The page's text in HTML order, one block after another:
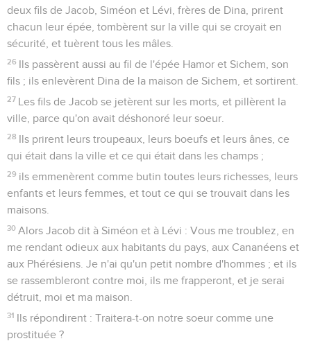
deux fils de Jacob, Siméon et Lévi, frères de Dina, prirent
chacun leur épée, tombèrent sur la ville qui se croyait en
sécurité, et tuèrent tous les mâles.
26 Ils passèrent aussi au fil de l'épée Hamor et Sichem, son
fils ; ils enlevèrent Dina de la maison de Sichem, et sortirent.
27 Les fils de Jacob se jetèrent sur les morts, et pillèrent la
ville, parce qu'on avait déshonoré leur soeur.
28 Ils prirent leurs troupeaux, leurs boeufs et leurs ânes, ce
qui était dans la ville et ce qui était dans les champs ;
29 ils emmenèrent comme butin toutes leurs richesses, leurs
enfants et leurs femmes, et tout ce qui se trouvait dans les
maisons.
30 Alors Jacob dit à Siméon et à Lévi : Vous me troublez, en
me rendant odieux aux habitants du pays, aux Cananéens et
aux Phérésiens. Je n'ai qu'un petit nombre d'hommes ; et ils
se rassembleront contre moi, ils me frapperont, et je serai
détruit, moi et ma maison.
31 Ils répondirent : Traitera-t-on notre soeur comme une
prostituée ?